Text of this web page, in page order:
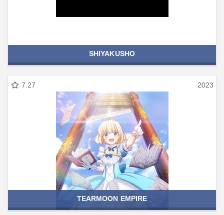
SHIYAKUSHO
7.27 2023
TEARMOON EMPIRE